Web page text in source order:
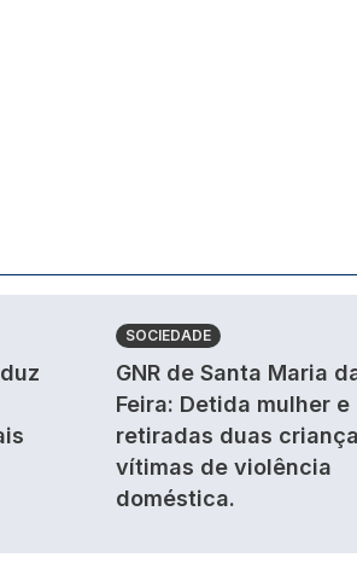
SOCIEDADE
GNR de Santa Maria
Feira: Detida mulher e
retiradas duas
vítimas de violência
doméstica.